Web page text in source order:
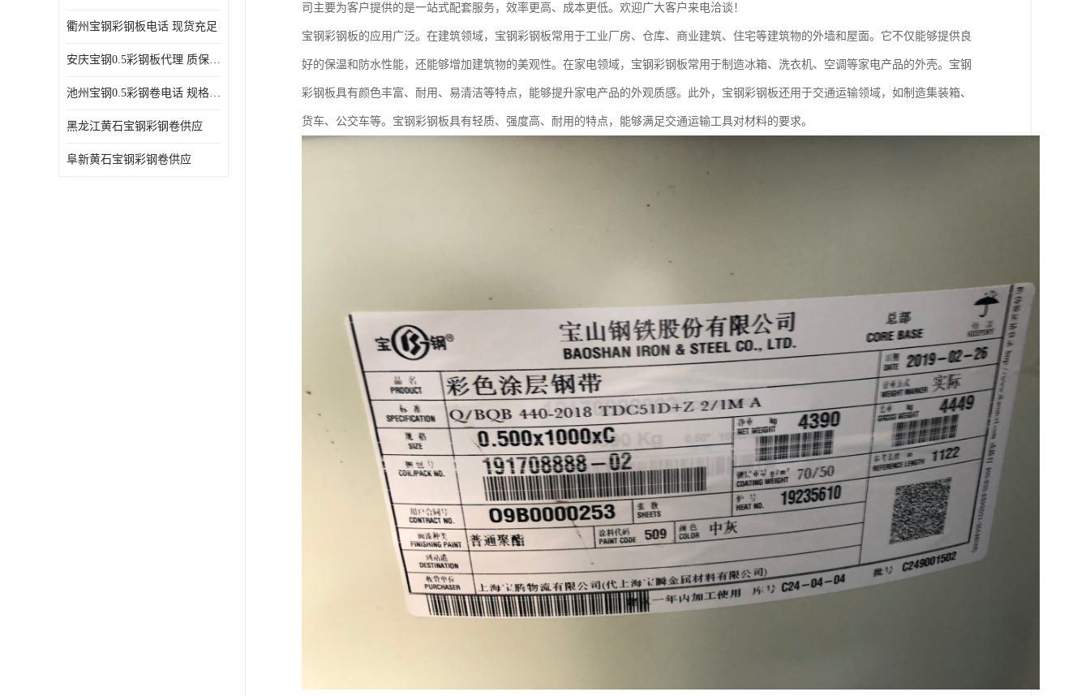
衢州宝钢彩钢板电话 现货充足
安庆宝钢0.5彩钢板代理 质保十年起
池州宝钢0.5彩钢卷电话 规格多样
黑龙江黄石宝钢彩钢卷供应
阜新黄石宝钢彩钢卷供应
司主要为客户提供的是一站式配套服务，效率更高、成本更低。欢迎广大客户来电洽谈！
宝钢彩钢板的应用广泛。在建筑领域，宝钢彩钢板常用于工业厂房、仓库、商业建筑、住宅等建筑物的外墙和屋面。它不仅能够提供良
好的保温和防水性能，还能够增加建筑物的美观性。在家电领域，宝钢彩钢板常用于制造冰箱、洗衣机、空调等家电产品的外壳。宝钢
彩钢板具有颜色丰富、耐用、易清洁等特点，能够提升家电产品的外观质感。此外，宝钢彩钢板还用于交通运输领域，如制造集装箱、
货车、公交车等。宝钢彩钢板具有轻质、强度高、耐用的特点，能够满足交通运输工具对材料的要求。